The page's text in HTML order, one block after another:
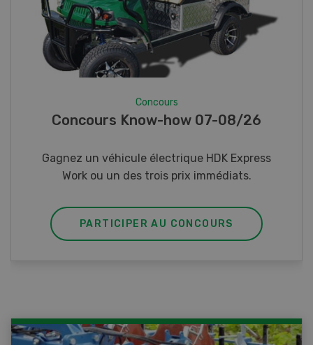
Photo mystère 07-08/26
Gagnez l’un des cinq couteaux de poche LANDI
PARTICIPER AU CONCOURS